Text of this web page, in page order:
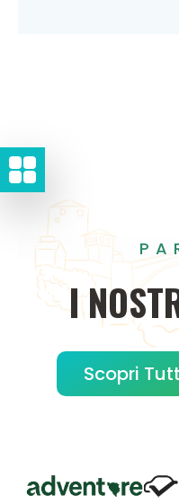
I
Scopri